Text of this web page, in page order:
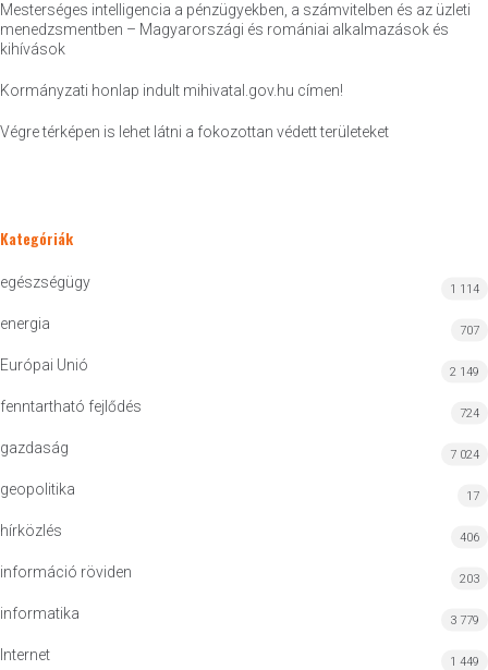
Mesterséges intelligencia a pénzügyekben, a számvitelben és az üzleti
menedzsmentben – Magyarországi és romániai alkalmazások és
kihívások
Kormányzati honlap indult mihivatal.gov.hu címen!
Végre térképen is lehet látni a fokozottan védett területeket
Kategóriák
egészségügy 1 114
energia 707
Európai Unió 2 149
fenntartható fejlődés 724
gazdaság 7 024
geopolitika 17
hírközlés 406
információ röviden 203
informatika 3 779
Internet 1 449